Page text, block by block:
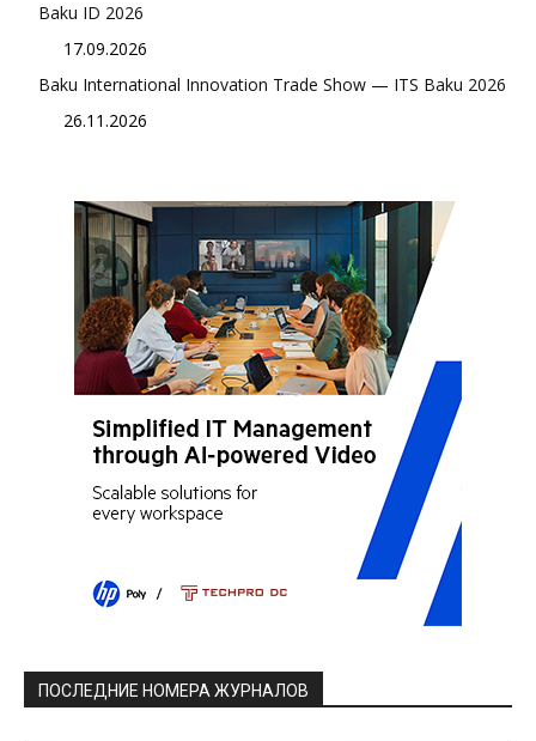
Baku ID 2026
17.09.2026
Baku International Innovation Trade Show — ITS Baku 2026
26.11.2026
ПОСЛЕДНИЕ НОМЕРА ЖУРНАЛОВ